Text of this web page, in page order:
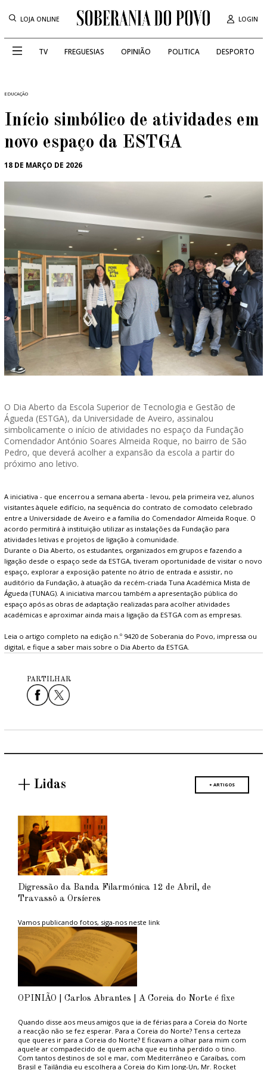
LOJA ONLINE LOGIN
TV FREGUESIAS OPINIÃO POLITICA DESPORTO
EDUCAÇÃO
Início simbólico de atividades em
novo espaço da ESTGA
18 DE MARÇO DE 2026
O Dia Aberto da Escola Superior de Tecnologia e Gestão de
Águeda (ESTGA), da Universidade de Aveiro, assinalou
simbolicamente o início de atividades no espaço da Fundação
Comendador António Soares Almeida Roque, no bairro de São
Pedro, que deverá acolher a expansão da escola a partir do
próximo ano letivo.
A iniciativa - que encerrou a semana aberta - levou, pela primeira vez, alunos
visitantes àquele edifício, na sequência do contrato de comodato celebrado
entre a Universidade de Aveiro e a família do Comendador Almeida Roque. O
acordo permitirá à instituição utilizar as instalações da Fundação para
atividades letivas e projetos de ligação à comunidade.
Durante o Dia Aberto, os estudantes, organizados em grupos e fazendo a
ligação desde o espaço sede da ESTGA, tiveram oportunidade de visitar o novo
espaço, explorar a exposição patente no átrio de entrada e assistir, no
auditório da Fundação, à atuação da recém-criada Tuna Académica Mista de
Águeda (TUNAG). A iniciativa marcou também a apresentação pública do
espaço após as obras de adaptação realizadas para acolher atividades
académicas e aproximar ainda mais a ligação da ESTGA com as empresas.
Leia o artigo completo na edição n.º 9420 de Soberania do Povo, impressa ou
digital, e fique a saber mais sobre o Dia Aberto da ESTGA.
PARTILHAR
+ Lidas + ARTIGOS
Digressão da Banda Filarmónica 12 de Abril, de
Travassô a Orsíeres
Vamos publicando fotos, siga-nos neste link
OPINIÃO | Carlos Abrantes | A Coreia do Norte é fixe
Quando disse aos meus amigos que ia de férias para a Coreia do Norte
a reacção não se fez esperar. Para a Coreia do Norte? Tens a certeza
que queres ir para a Coreia do Norte? E ficavam a olhar para mim com
aquele ar compadecido de quem acha que eu tinha perdido o tino.
Com tantos destinos de sol e mar, com Mediterrâneo e Caraíbas, com
Brasil e Tailândia eu escolhera a Coreia do Kim Jong-Un, Mr. Rocket